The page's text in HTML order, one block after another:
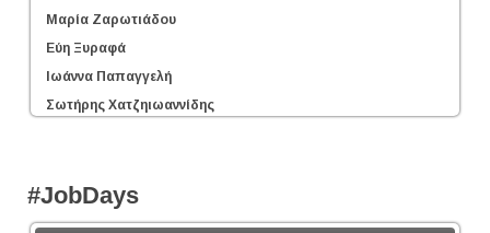
Μαρία Ζαρωτιάδου
Εύη Ξυραφά
Ιωάννα Παπαγγελή
Σωτήρης Χατζηιωαννίδης
#JobDays